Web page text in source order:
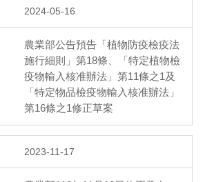
2024-05-16
農業部公告預告「植物防疫檢疫法
施行細則」第18條、「特定植物檢
疫物輸入核准辦法」第11條之1及
「特定物品檢疫物輸入核准辦法」
第16條之1修正草案
2023-11-17